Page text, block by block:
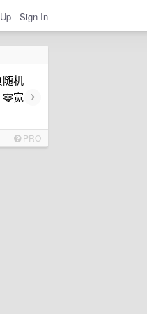
Sign In
随机
宽 ›
PRO